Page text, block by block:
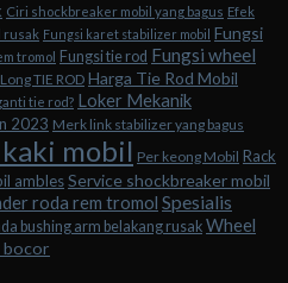
Ciri shockbreaker mobil yang bagus Efek
rusak Fungsi karet stabilizer mobil Fungsi
tromol Fungsi tie rod Fungsi wheel
TIE ROD Harga Tie Rod Mobil
tie rod? Loker Mekanik
2023 Merk link stabilizer yang bagus
mobil Per keong Mobil Rack
amblesService shockbreaker mobil
roda rem tromol Spesialis
bushing arm belakang rusak Wheel
bocor